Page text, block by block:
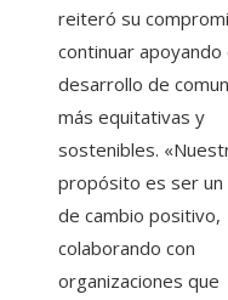
reiteró su
continuar apoyando
desarrollo de
más equitativas y
sostenibles.
propósito es ser un
de cambio positivo,
colaborando con
organizaciones que